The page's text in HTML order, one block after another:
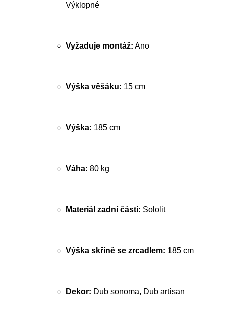
Výklopné
Vyžaduje montáž: Ano
Výška věšáku: 15 cm
Výška: 185 cm
Váha: 80 kg
Materiál zadní části: Sololit
Výška skříně se zrcadlem: 185 cm
Dekor: Dub sonoma, Dub artisan